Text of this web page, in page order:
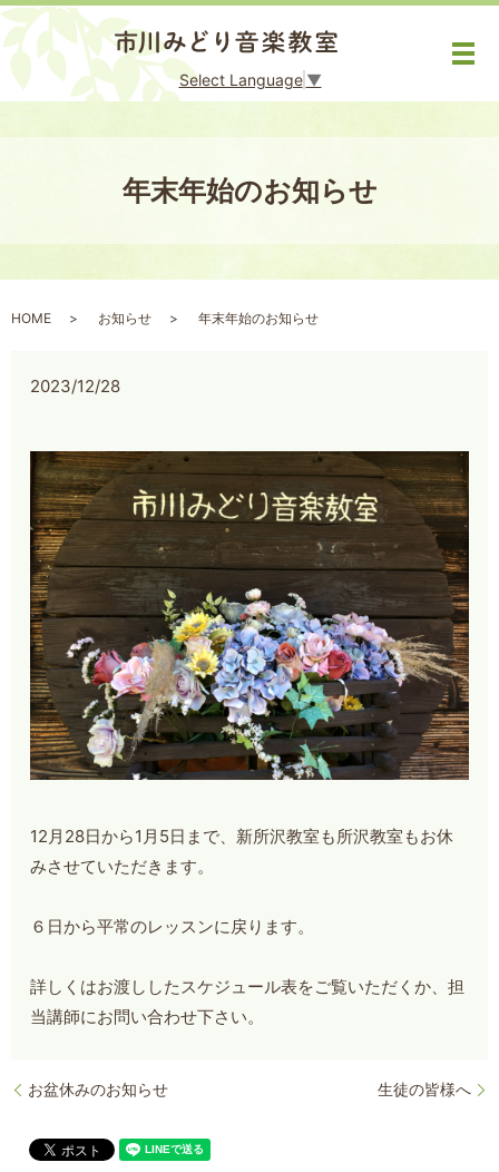
Select Language ▼
メ
年末年始のお知らせ
HOME お知らせ 年末年始のお知らせ
2023/12/28
12月28日から1月5日まで、新所沢教室も所沢教室もお休
みさせていただきます。
６日から平常のレッスンに戻ります。
詳しくはお渡ししたスケジュール表をご覧いただくか、担
当講師にお問い合わせ下さい。
お盆休みのお知らせ 生徒の皆様へ